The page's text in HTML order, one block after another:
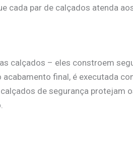
cada par de calçados atenda
calçados – eles constroem
final, é executada
de segurança protejam